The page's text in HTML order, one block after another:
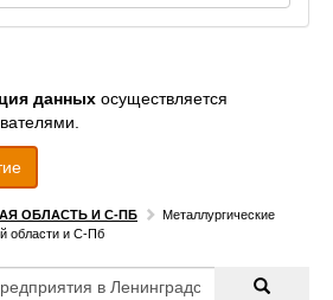
данных осуществляется
ОБЛАСТЬ И С-ПБ
Металлургические
области и С-Пб